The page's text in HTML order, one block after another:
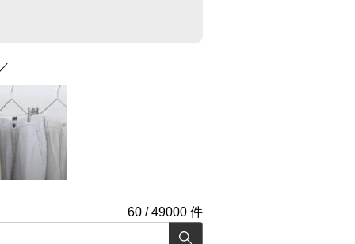
60 /49000 件